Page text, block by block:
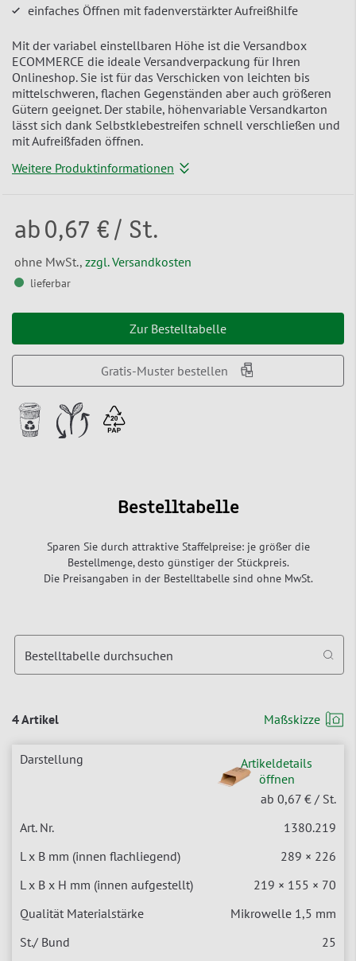
einfaches Öffnen mit fadenverstärkter Aufreißhilfe
Mit der variabel einstellbaren Höhe ist die Versandbox
ECOMMERCE die ideale Versandverpackung für Ihren
Onlineshop. Sie ist für das Verschicken von leichten bis
mittelschweren, flachen Gegenständen aber auch größeren
Gütern geeignet. Der stabile, höhenvariable Versandkarton
lässt sich dank Selbstklebestreifen schnell verschließen und
mit Aufreißfaden öffnen.
Weitere Produktinformationen
ab 0,67 € / St.
ohne MwSt., zzgl. Versandkosten
lieferbar
Zur Bestelltabelle
Gratis-Muster bestellen
Bestelltabelle
Sparen Sie durch attraktive Staffelpreise: je größer die
Bestellmenge, desto günstiger der Stückpreis.
Die Preisangaben in der Bestelltabelle sind ohne MwSt.
4 Artikel Maßskizze
Bestelltabelle durchsuchen
Artikeldetails
öffnen
ab 0,67 € / St.
1380.219
289 × 226
219 × 155 × 70
Mikrowelle 1,5 mm
25